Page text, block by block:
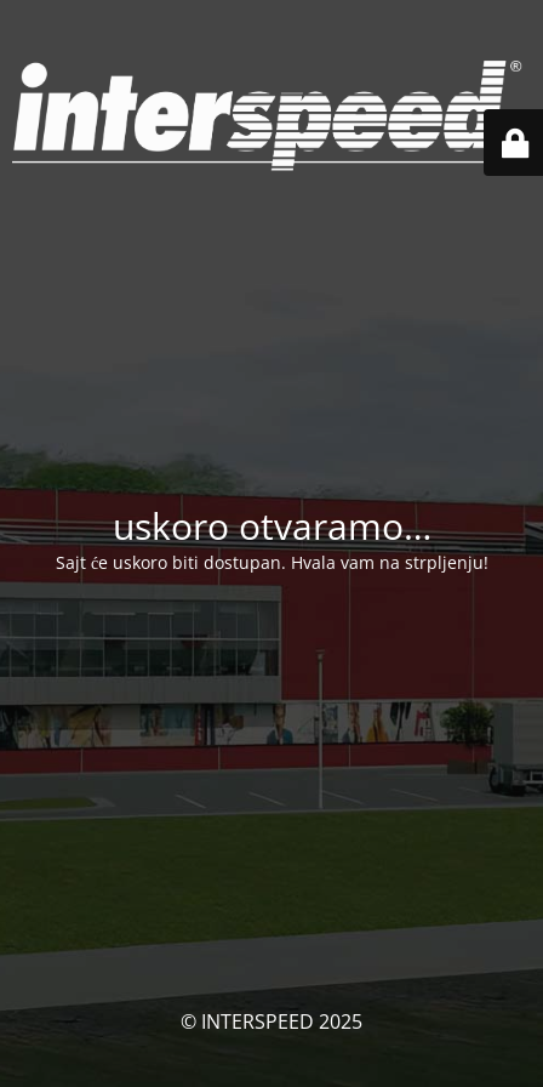
uskoro otvaramo…
Sajt će uskoro biti dostupan. Hvala vam na strpljenju!
© INTERSPEED 2025